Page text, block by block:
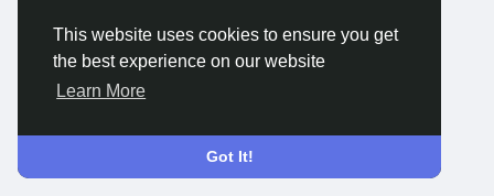
This website uses cookies to ensure you get
the best experience on our website
Learn More
Got It!